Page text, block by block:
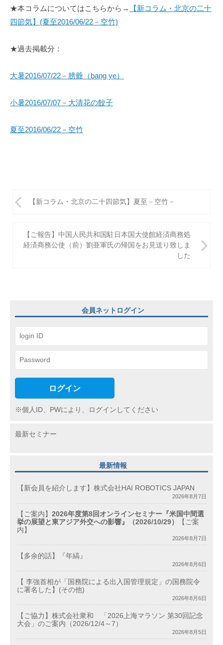
★本コラムについてはこちらから→
【新コラム・北京の二十
四節気】(夏至2016/06/22－空竹)
★過去掲載分：
大暑2016/07/22－膀爺（bang ye）
小暑2016/07/07－大清花の餃子
夏至2016/06/22－空竹
投
ビ
ン
【新コラム・北京の二十四節気】夏至－空竹－
【ご報告】中国人民共和国駐日本国大使館経済商務処
経済商務公使（前）劉亜軍氏の帰国をお見送り致しま
した
会員ネットログイン
ログイン
※個人ID、PWにより、ログインしてください
最新セミナー
最新情報
【新会員を紹介します】株式会社HAI ROBOTICS JAPAN
2026年8月7日
【ご案内】 2026年度第8回オンラインセミナー『米国中間選
挙の展望と東アジア外交への影響』（2026/10/29）
【ご案
内】
2026年8月7日
【多余的話】『年縞』
2026年8月6日
【 李強首相が「国務院による出入国管理規定」の国務院令
に署名した】(その他)
2026年8月6日
【ご協力】株式会社衆和 「2026上海マラソン 第30回記念
大会」のご案内（2026/12/4～7）
2026年8月5日